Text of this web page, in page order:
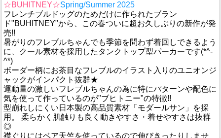
☆BUHITNEY☆Spring/Summer 2025
フレンチブルドッグのためだけに作られたブラン
ド"BUHITNEY"から、この春ついに超お久しぶりの新作が発
売!!
暑がりのフレブルちゃんでも季節を問わず着回しできるよう
に、クール素材を採用したタンクトップ型パーカーです(*^-
^*)
ボーダー柄にお茶目なフレブルのイラスト入りのユニオンジ
ャックがインパクト抜群★
運動量の激しいフレブルちゃんの為に特にパターンや配色に
気を使って作っているのが"ブヒトニー"の特徴!!
型崩れしにくい日本製の高品質素材「モダールサン」を採
用。 柔らかく肌触りも良く動きやすさ・着せやすさは抜群
◎
襟ぐりにはベア天竺を使っているので伸びきったりしませ